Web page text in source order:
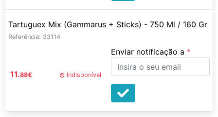
Tartuguex Mix (Gammarus + Sticks) - 750 Ml / 160 Gr
Referência: 33114
11.88€ Indisponível
Enviar notificação a